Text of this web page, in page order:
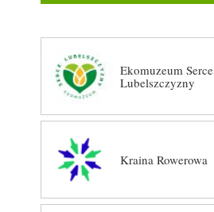
Ekomuzeum Serce
Lubelszczyzny
Kraina Rowerowa